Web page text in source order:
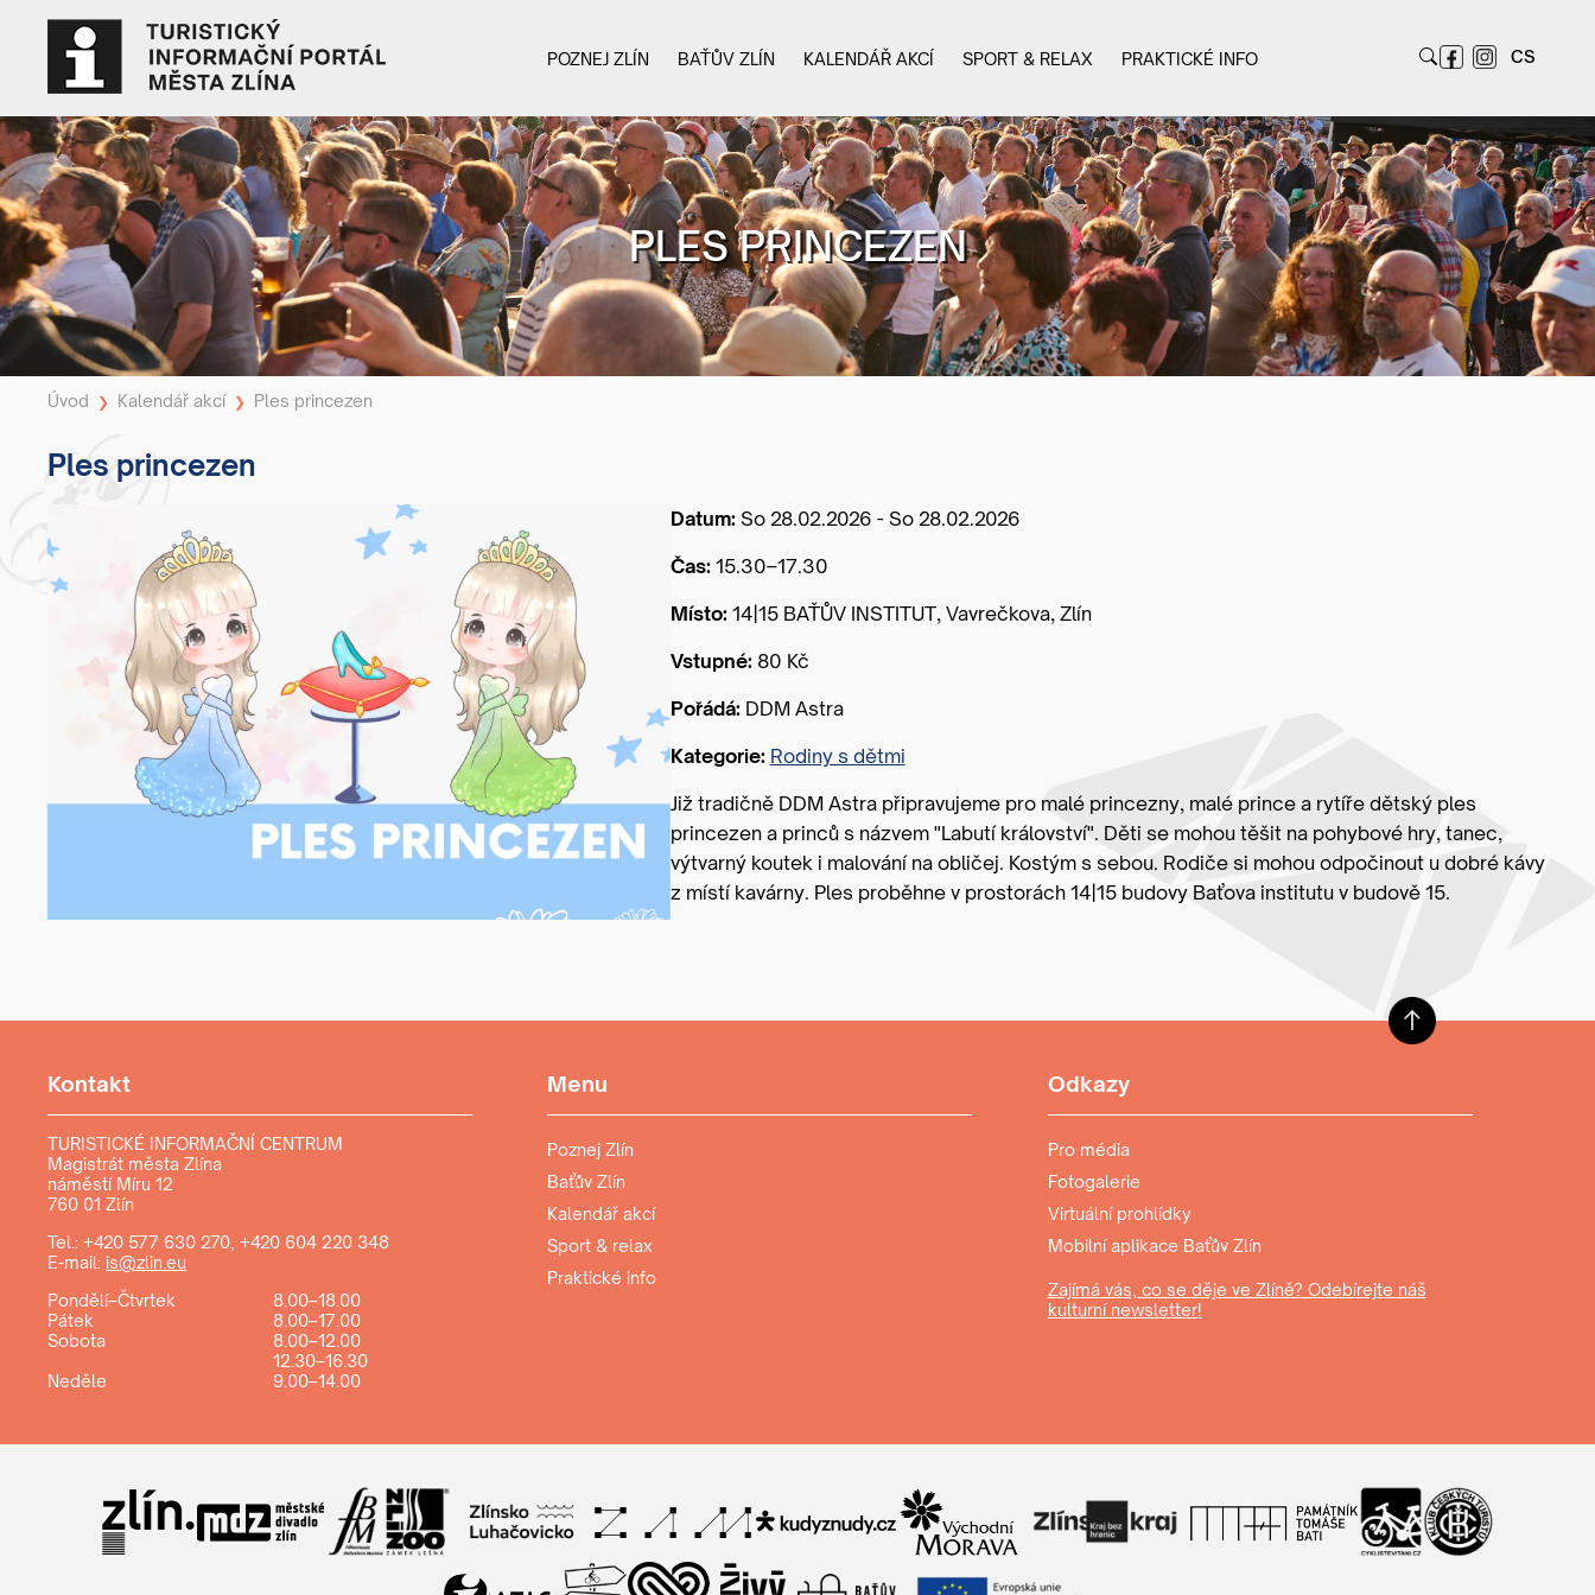
POZNEJ ZLÍN BAŤŮV ZLÍN KALENDÁŘ AKCÍ SPORT & RELAX PRAKTICKÉ INFO CS
PLES PRINCEZEN
Úvod ❯ Kalendář akcí ❯ Ples princezen
Ples princezen
Datum:So 28.02.2026 - So 28.02.2026
Čas:15.30–17.30
Místo: 14|15 BAŤŮV INSTITUT, Vavrečkova, Zlín
Vstupné:80 Kč
Pořádá:DDM Astra
Kategorie: Rodiny s dětmi
Již tradičně DDM Astra připravujeme pro malé princezny, malé prince a rytíře dětský ples
princezen a princů s názvem "Labutí království". Děti se mohou těšit na pohybové hry, tanec,
výtvarný koutek i malování na obličej. Kostým s sebou. Rodiče si mohou odpočinout u dobré kávy
z místí kavárny. Ples proběhne v prostorách 14|15 budovy Baťova institutu v budově 15.
Kontakt
TURISTICKÉ INFORMAČNÍ CENTRUM
Magistrát města Zlína
náměstí Míru 12
760 01 Zlín
Tel.:+420 577 630 270 ,+420 604 220 348
E-mail:is@zlin.eu
Pondělí–Čtvrtek
8.00–18.00
Pátek
8.00–17.00
Sobota
8.00–12.00
12.30–16.30
Neděle
9.00–14.00
Menu
Poznej Zlín
Baťův Zlín
Kalendář akcí
Sport & relax
Praktické info
Odkazy
Pro média
Fotogalerie
Virtuální prohlídky
Mobilní aplikace Baťův Zlín
Zajímá vás, co se děje ve Zlíně? Odebírejte náš
kulturní newsletter!